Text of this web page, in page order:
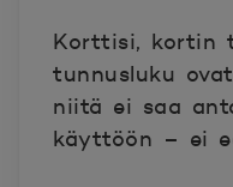
Korttisi, kortin
tunnusluku
niitä ei saa
käyttöön – ei